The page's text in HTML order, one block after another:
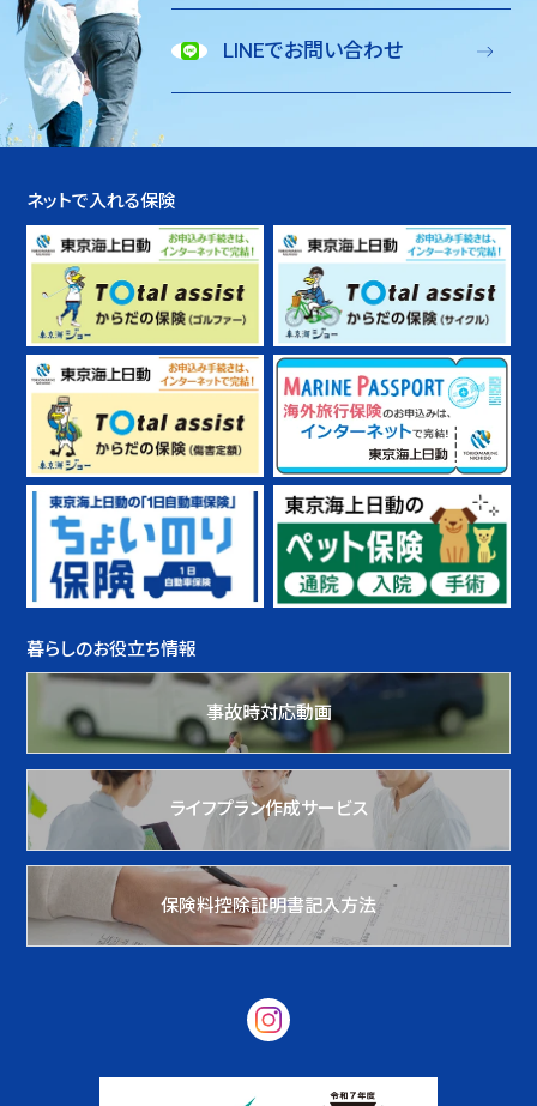
LINEでお問い合わせ
ネットで入れる保険
暮らしのお役立ち情報
事故時対応動画
ライフプラン作成サービス
保険料控除証明書記入方法